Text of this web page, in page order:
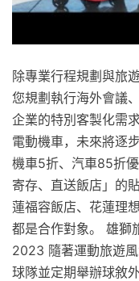
除專業行程規劃與旅
您規劃執行海外會議
企業的特別客製化需
電動機車，未來將逐
機車5折、汽車85折
寄存、直送飯店」的
蓮福容飯店、花蓮理
都是合作對象。 雄獅
2023 隨著運動旅遊
球隊並定期舉辦球敘